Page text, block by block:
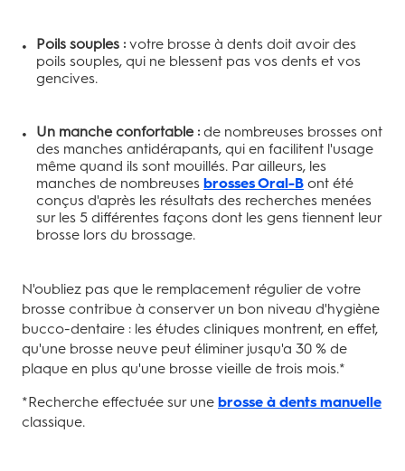
Poils souples : votre brosse à dents doit avoir des
poils souples, qui ne blessent pas vos dents et vos
gencives.
Un manche confortable : de nombreuses brosses ont
des manches antidérapants, qui en facilitent l'usage
même quand ils sont mouillés. Par ailleurs, les
manches de nombreuses brosses Oral-B ont été
conçus d'après les résultats des recherches menées
sur les 5 différentes façons dont les gens tiennent leur
brosse lors du brossage.
N'oubliez pas que le remplacement régulier de votre
brosse contribue à conserver un bon niveau d'hygiène
bucco-dentaire : les études cliniques montrent, en effet,
qu'une brosse neuve peut éliminer jusqu'a 30 % de
plaque en plus qu'une brosse vieille de trois mois.*
*Recherche effectuée sur une brosse à dents manuelle
classique.